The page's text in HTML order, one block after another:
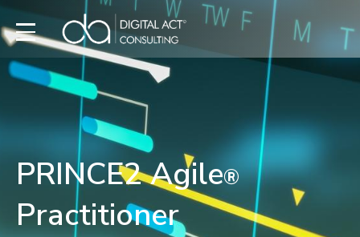
PRINCE2 Agile®
Practitioner